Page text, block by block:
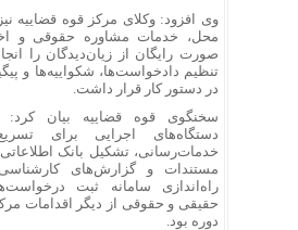
وی افزود: وکلای مرکز قوه قضاییه
محل، خدمات مشاوره حقوقی و
صورت رایگان از زیان‌دیدگان را
تنظیم دادخواست‌ها، شکواییه‌ها و
در دستور کار قرار داشت.
سخنگوی قوه قضاییه بیان کرد:
دستگاه‌های اجرایی برای
خدمات‌رسانی، تشکیل بانک
مستندات و گزارش‌های
راه‌اندازی سامانه ثبت
حقیقی و حقوقی از دیگر اقدامات
دوره بود.